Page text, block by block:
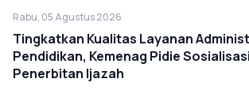
Rabu, 05 Agustus 2026
Tingkatkan Kualitas Layanan
Pendidikan, Kemenag Pidie
Penerbitan Ijazah